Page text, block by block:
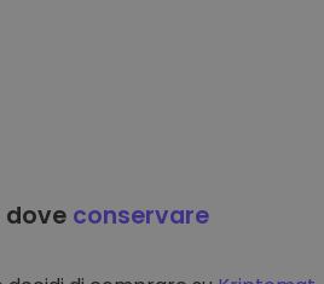
dove conservare